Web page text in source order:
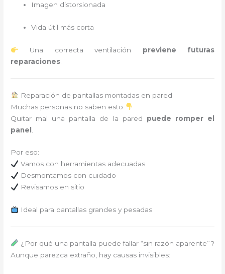
Imagen distorsionada
Vida útil más corta
Una correcta ventilación previene futuras
reparaciones
Reparación de pantallas montadas en pared
Muchas personas no saben esto
Quitar mal una pantalla de la pared puede romper el
panel
Por eso:
Vamos con herramientas adecuadas
Desmontamos con cuidado
Revisamos en sitio
Ideal para pantallas grandes y pesadas.
¿Por qué una pantalla puede fallar “sin razón aparente”?
Aunque parezca extraño, hay causas invisibles: